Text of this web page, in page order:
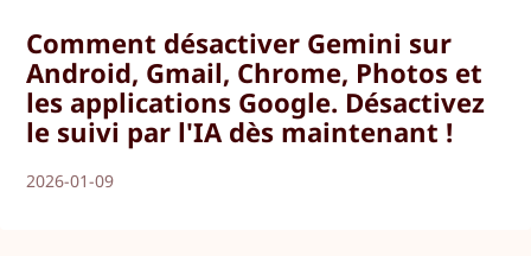
Comment désactiver Gemini sur
Android, Gmail, Chrome, Photos et
les applications Google. Désactivez
le suivi par l'IA dès maintenant !
2026-01-09